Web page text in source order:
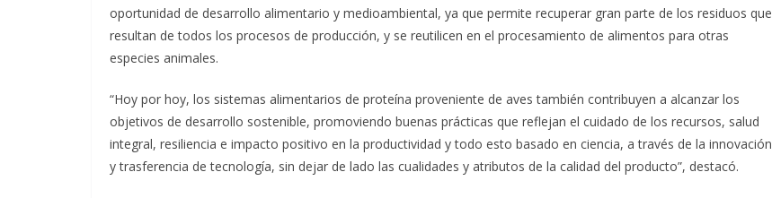
oportunidad de desarrollo alimentario y medioambiental, ya que permite recuperar gran parte de los residuos que
resultan de todos los procesos de producción, y se reutilicen en el procesamiento de alimentos para otras
especies animales.
“Hoy por hoy, los sistemas alimentarios de proteína proveniente de aves también contribuyen a alcanzar los
objetivos de desarrollo sostenible, promoviendo buenas prácticas que reflejan el cuidado de los recursos, salud
integral, resiliencia e impacto positivo en la productividad y todo esto basado en ciencia, a través de la innovación
y trasferencia de tecnología, sin dejar de lado las cualidades y atributos de la calidad del producto”, destacó.